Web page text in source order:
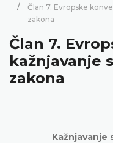
Član 7. Evropske
zakona
Član 7.
kažnjavanje
zakona
Kažnjavanje